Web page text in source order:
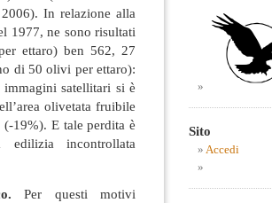
In relazione alla
1977, ne sono risultati
ettaro) ben 562, 27
di 50 olivi per ettaro):
satellitari si è
olivetata fruibile
19%). E tale perdita è
edilizia incontrollata
Per questi motivi
Sito
Accedi